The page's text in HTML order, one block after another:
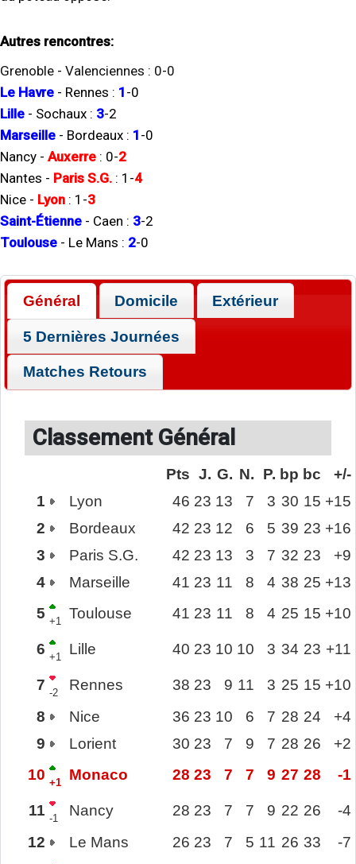
Autres rencontres:
Grenoble - Valenciennes : 0-0
Le Havre - Rennes : 1 -0
Lille - Sochaux : 3-2
Marseille - Bordeaux : 1 -0
Nancy - Auxerre : 0-2
Nantes - Paris S.G. : 1 -4
Nice - Lyon : 1 -3
Saint-Étienne - Caen : 3-2
Toulouse - Le Mans : 2-0
Général Domicile Extérieur
5 Dernières Journées
Matches Retours
Classement Général
Pts J. G. N. P. bp bc
+/-
1
Lyon 46 23 13 7 3 30 15 +15
2
Bordeaux 42 23 12 6 5 39 23 +16
3
Paris S.G. 42 23 13 3 7 32 23
+9
4
Marseille 41 23 11 8 4 38 25 +13
5 +1 Toulouse 41 23 11 8 4 25 15 +10
6 +1 Lille 40 23 10 10 3 34 23 +11
7 -2 Rennes 38 23 9 11 3 25 15 +10
8
Nice 36 23 10 6 7 28 24
+4
9
Lorient 30 23 7 9 7 28 26
+2
10 +1 Monaco 28 23 7 7 9 27 28 -1
11 -1 Nancy 28 23 7 7 9 22 26
-4
12
Le Mans 26 23 7 5 11 26 33
-7